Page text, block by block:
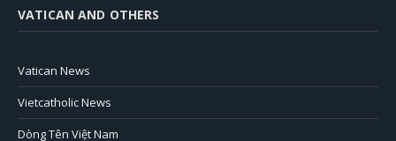
VATICAN AND OTHERS
Vatican News
Vietcatholic News
Dòng Tên Việt Nam